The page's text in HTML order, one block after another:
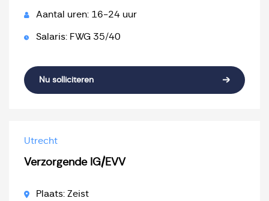
Aantal uren: 16-24 uur
Salaris: FWG 35/40
Nu solliciteren
Utrecht
Verzorgende IG/EVV
Plaats: Zeist